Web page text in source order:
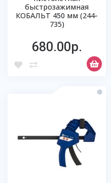
быстрозажимная
КОБАЛЬТ 450 мм (244-
735)
680.00р.